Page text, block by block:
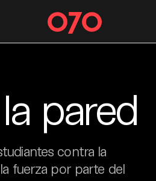
pared
contra la
fuerza por parte del